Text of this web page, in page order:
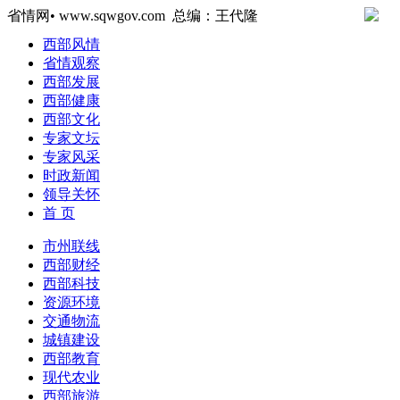
省情网• www.sqwgov.com 总编：王代隆
西部风情
省情观察
西部发展
西部健康
西部文化
专家文坛
专家风采
时政新闻
领导关怀
首 页
市州联线
西部财经
西部科技
资源环境
交通物流
城镇建设
西部教育
现代农业
西部旅游